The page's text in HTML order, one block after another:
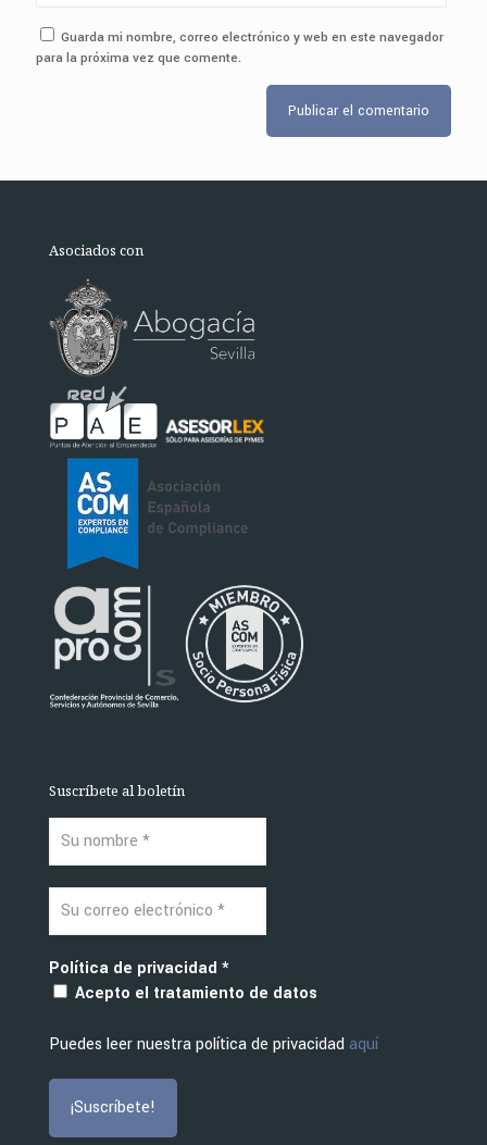
Guarda mi nombre, correo electrónico y web en este navegador
para la próxima vez que comente.
Asociados con
Suscríbete al boletín
Política de privacidad *
Acepto el tratamiento de datos
Puedes leer nuestra política de privacidad aquí